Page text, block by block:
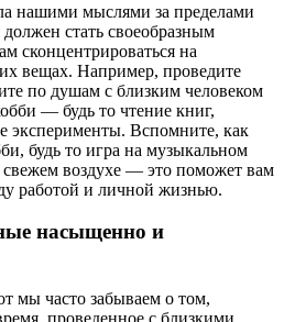
нашими мыслями за пределами
стать своеобразным
сконцентрироваться на
вещах. Например, проведите
по душам с близким человеком
— будь то чтение книг,
эксперименты. Вспомните, как
будь то игра на музыкальном
воздухе — это поможет вам
работой и личной жизнью.
насыщенно и
мы часто забываем о том,